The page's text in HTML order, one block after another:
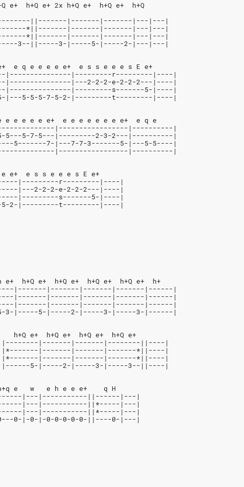
e+  h+Q e+ 2x h+Q e+  h+Q e+  h+Q
||-------|-------|-------|---|---|
*||-------|-------|-------|---|---|
*||-------|-------|-------|---|---|
3--||-----3-|-----5-|-----2-|---|---|
e q e e e e e+  e s s e e e s E e+
|---------------|---------r---------|----|
|---2-2-2-e-2-2-2---|----|
|---------------|---------s-------5-|----|
|---5-5-5-7-5-2-|---------t---------|----|
e e e e e e+  e e e e e e e e+  e q e
|-----------------|----------|
5-7-5---|---------2-3-2---|----------|
5-------7-|---7-7-3-------5-|---5-5----|
|-----------------|----------|
e+  e s s e e e s E e+
|---------r---------|----|
|---2-2-2-e-2-2-2---|----|
|---------s-------5-|----|
5-2-|---------t---------|----|
e+  h+Q e+  h+Q e+  h+Q e+  h+Q e+  h+
|-------|-------|-------|-------|------|
|-------|-------|-------|-------|------|
|-------|-------|-------|-------|------|
5-3-|-----5-|-----2-|-----3-|-----3-|------|
h+Q e+  h+Q e+  h+Q e+  h+Q e+
|-------|-------|--------||----|
|-------|-------|-------*||----|
|-------|-------|-------*||----|
||------5-|-----2-|-----3-|-----3--||----|
e   w   e h e e e+    q H
|---|-----------||------|---|
|---|-----------||*-----|---|
|---|-----------||*-----|---|
0-|-0-|-0-0-0-0-0-||----0-|---|